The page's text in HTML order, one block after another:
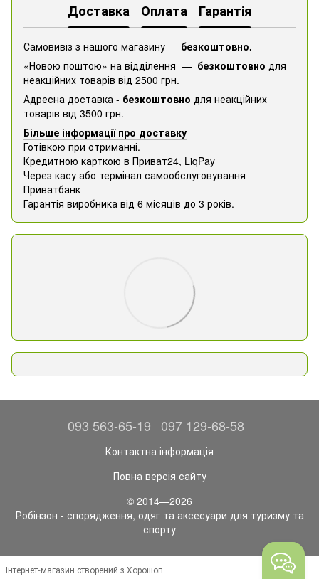
Доставка Оплата Гарантія
Самовивіз з нашого магазину — безкоштовно.
«Новою поштою» на відділення — безкоштовно для
неакційних товарів від 2500 грн.
Адресна доставка - безкоштовно для неакційних
товарів від 3500 грн.
Більше інформації про доставку
Готівкою при отриманні.
Кредитною карткою в Приват24, ​​LiqPay
Через касу або термінал самообслуговування
Приватбанк
Гарантія виробника від 6 місяців до 3 років.
093 563-65-19 097 129-68-58
Контактна інформація
Повна версія сайту
© 2014—2026
Робінзон - спорядження, одяг та аксесуари для туризму та
спорту
Інтернет-магазин створений з Хорошоп